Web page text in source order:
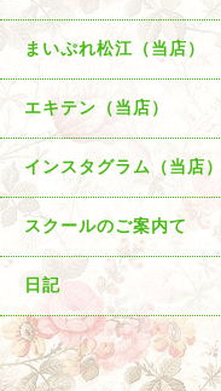
まいぷれ松江（当店）
エキテン（当店）
インスタグラム（当店）
スクールのご案内て
日記